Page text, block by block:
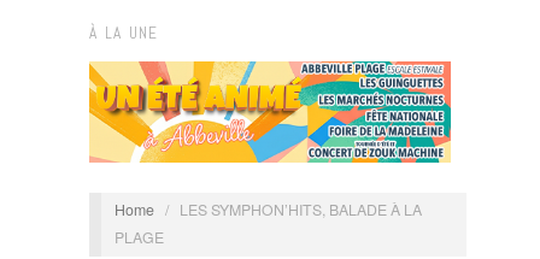
À LA UNE
Home / LES SYMPHON’HITS, BALADE À LA
PLAGE